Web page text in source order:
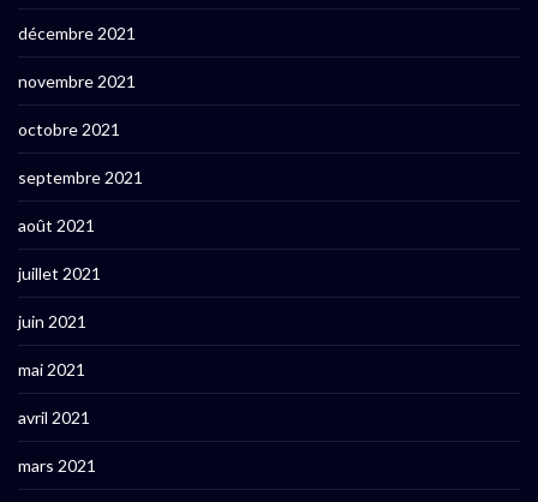
décembre 2021
novembre 2021
octobre 2021
septembre 2021
août 2021
juillet 2021
juin 2021
mai 2021
avril 2021
mars 2021